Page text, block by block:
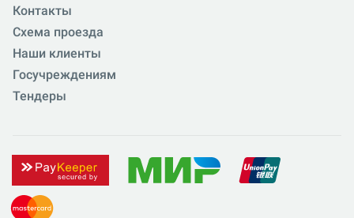
Контакты
Схема проезда
Наши клиенты
Госучреждениям
Тендеры